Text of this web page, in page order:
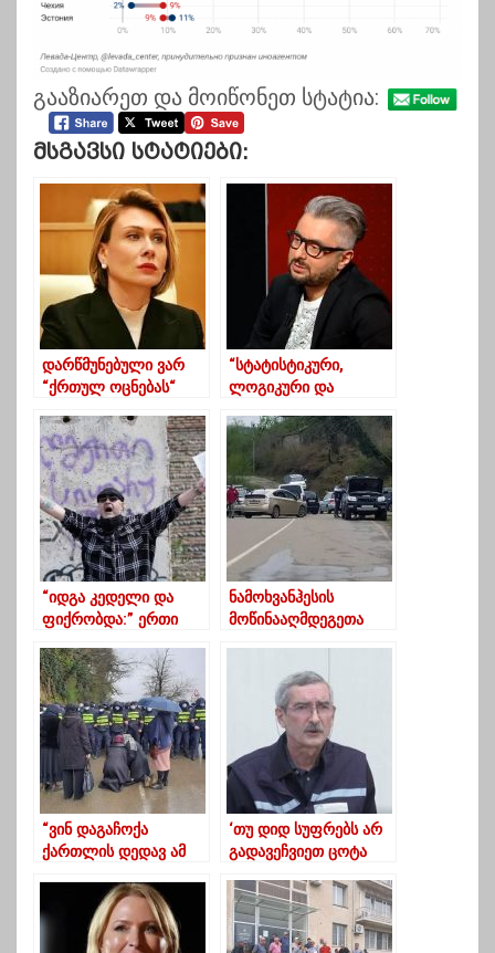
გააზიარეთ და მოიწონეთ სტატია:
Მსგავსი Სტატიები:
დარწმუნებული ვარ
“ქრთულ ოცნებას“
უმრავლესობის
მხარდაჭერა ექნება-
წილოსანი
“სტატისტიკური,
ლოგიკური და
აბსურდია” – ნიკა
გვარამია NDI-ის
კვლევის შედეგებზე
“იდგა კედელი და
ფიქრობდა:” ერთი
გამოხმაურება
უცნობის აქციას
ნამოხვანჰესის
მოწინააღმდეგეთა
ავტომობილებითაა
გადაკეტილი
“ვინ დაგაჩოქა
ქართლის დედავ ამ
‘თუ დიდ სუფრებს არ
გადავეჩვიეთ ცოტა
დამძიმდება’